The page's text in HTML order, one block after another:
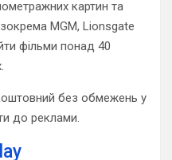
картин та
зокрема MGM, Lionsgate
фільми понад 40
без обмежень у
до реклами.